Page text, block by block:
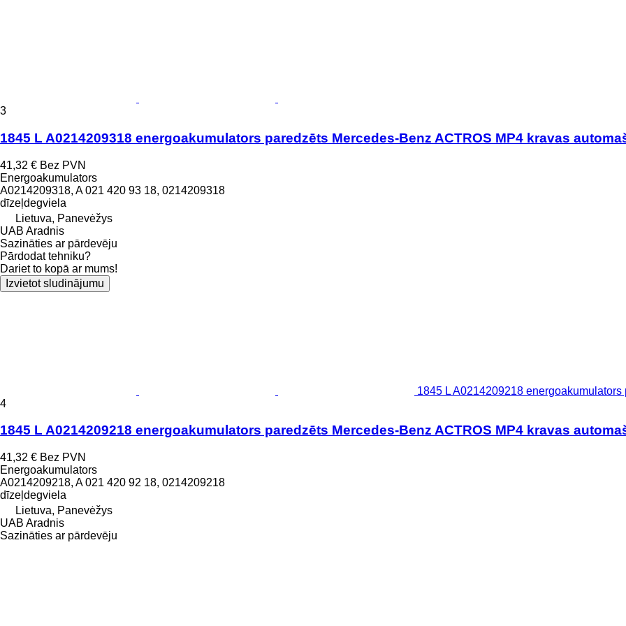
3
1845 L A0214209318 energoakumulators paredzēts Mercedes-Benz ACTROS MP4 kravas
41,32 € Bez PVN
Energoakumulators
A0214209318, A 021 420 93 18, 0214209318
dīzeļdegviela
Lietuva, Panevėžys
UAB Aradnis
Sazināties ar pārdevēju
Pārdodat tehniku?
Dariet to kopā ar mums!
Izvietot sludinājumu
1845 L A0214209218
4
1845 L A0214209218 energoakumulators paredzēts Mercedes-Benz ACTROS MP4 kravas
41,32 € Bez PVN
Energoakumulators
A0214209218, A 021 420 92 18, 0214209218
dīzeļdegviela
Lietuva, Panevėžys
UAB Aradnis
Sazināties ar pārdevēju